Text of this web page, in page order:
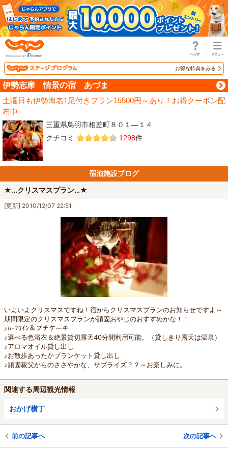
お得な特典をみる
伊勢志摩 情景の宿 あづま
土曜日も伊勢海老1尾付きプラン15500円～あり！お得クーポン配
布中
三重県鳥羽市相差町８０１―１４
クチコミ
1298件
宿泊施設ブログ
★…クリスマスプラン…★
[更新] 2010/12/07 22:51
いよいよクリスマスですね！宿からクリスマスプランのお知らせですよ～
期間限定のクリスマスプランが頑固おやじのおすすめかな！！
♪ﾊｰﾌﾜｲﾝ＆プチケーキ
♪選べる色浴衣＆絶景貸切露天40分間利用可能。（貸しきり露天は温泉）
♪アロマオイル貸し出し
♪お散歩あったかブランケット貸し出し
♪頑固親父からのささやかな、サプライズ？？～お楽しみに。
関連する周辺観光情報
おかげ横丁
前の記事へ 次の記事へ